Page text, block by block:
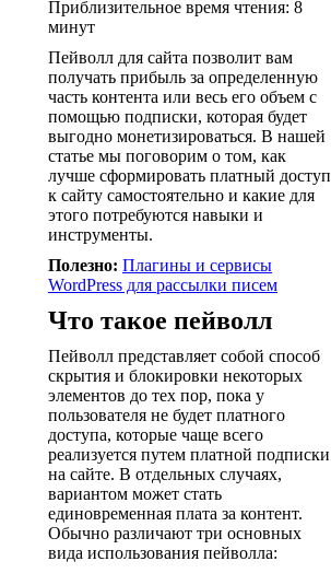
Приблизительное время чтения: 8
минут
Пейволл для сайта позволит вам
получать прибыль за определенную
часть контента или весь его объем с
помощью подписки, которая будет
выгодно монетизироваться. В нашей
статье мы поговорим о том, как
лучше сформировать платный доступ
к сайту самостоятельно и какие для
этого потребуются навыки и
инструменты.
Полезно: Плагины и сервисы
WordPress для рассылки писем
Что такое пейволл
Пейволл представляет собой способ
скрытия и блокировки некоторых
элементов до тех пор, пока у
пользователя не будет платного
доступа, которые чаще всего
реализуется путем платной подписки
на сайте. В отдельных случаях,
вариантом может стать
единовременная плата за контент.
Обычно различают три основных
вида использования пейволла: